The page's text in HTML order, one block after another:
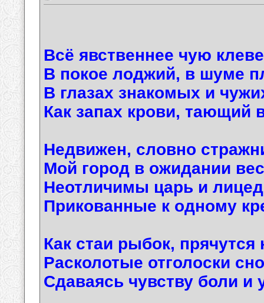
Всё явственнее чую
В покое лоджий, в шуме
В глазах знакомых и
Как запах крови, тающий
Недвижен, словно
Мой город в ожидании
Неотличимы царь и
Прикованные к одному
Как стаи рыбок, прячутся
Расколотые отголоски
Сдаваясь чувству боли и